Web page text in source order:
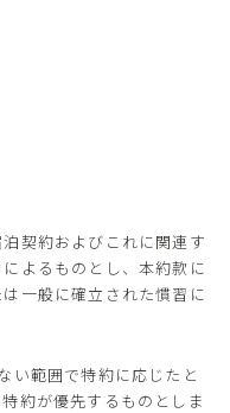
契約およびこれに関連す
よるものとし、本約款に
一般に確立された慣習に
範囲で特約に応じたと
約が優先するものとしま